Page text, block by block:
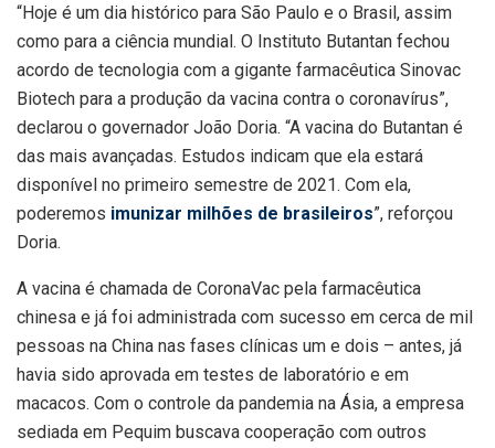
“Hoje é um dia histórico para São Paulo e o Brasil, assim
como para a ciência mundial. O Instituto Butantan fechou
acordo de tecnologia com a gigante farmacêutica Sinovac
Biotech para a produção da vacina contra o coronavírus”,
declarou o governador João Doria. “A vacina do Butantan é
das mais avançadas. Estudos indicam que ela estará
disponível no primeiro semestre de 2021. Com ela,
poderemos imunizar milhões de brasileiros”, reforçou
Doria.
A vacina é chamada de CoronaVac pela farmacêutica
chinesa e já foi administrada com sucesso em cerca de mil
pessoas na China nas fases clínicas um e dois – antes, já
havia sido aprovada em testes de laboratório e em
macacos. Com o controle da pandemia na Ásia, a empresa
sediada em Pequim buscava cooperação com outros